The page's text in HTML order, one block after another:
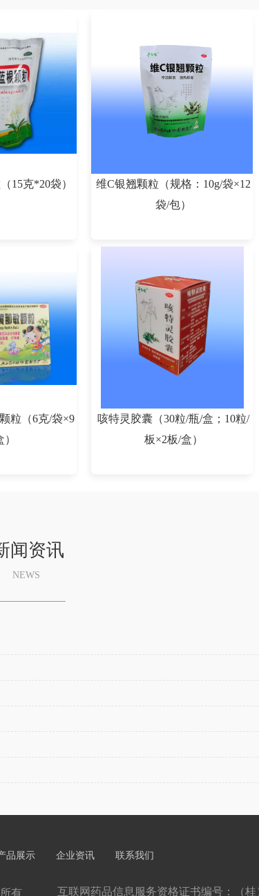
15克*20袋）
维C银翘颗粒（规格：10g/袋×12
袋/包）
粒（6克/袋×9
咳特灵胶囊（30粒/瓶/盒；10粒/
板×2板/盒）
闻资讯
NEWS
品展示 企业资讯 联系我们
有 互联网药品信息服务资格证书编号：（桂